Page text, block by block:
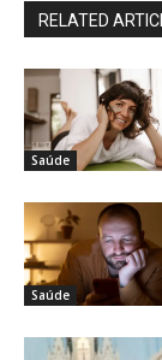
RELATED
Saúde
Saúde